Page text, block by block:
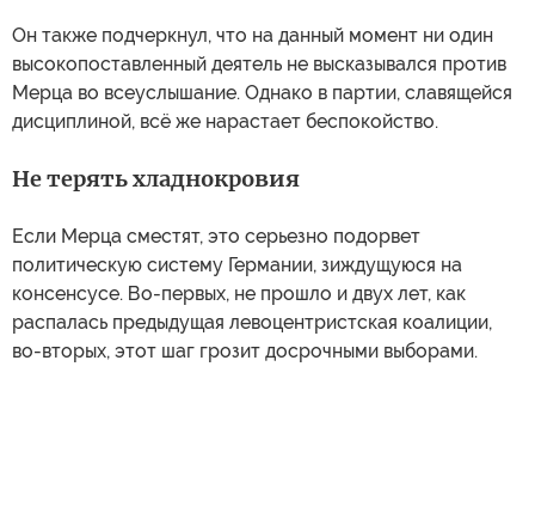
Он также подчеркнул, что на данный момент ни один
высокопоставленный деятель не высказывался против
Мерца во всеуслышание. Однако в партии, славящейся
дисциплиной, всё же нарастает беспокойство.
Не терять хладнокровия
Если Мерца сместят, это серьезно подорвет
политическую систему Германии, зиждущуюся на
консенсусе. Во-первых, не прошло и двух лет, как
распалась предыдущая левоцентристская коалиции,
во-вторых, этот шаг грозит досрочными выборами.